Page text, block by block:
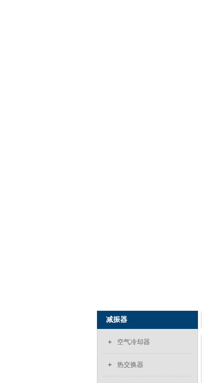
减振器
空气冷却器
热交换器